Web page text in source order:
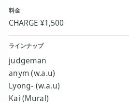
料金
CHARGE ¥1,500
ラインナップ
judgeman
anym (w.a.u)
Lyong- (w.a.u)
Kai (Mural)